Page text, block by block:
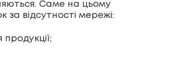
Саме на цьому
за відсутності мережі: